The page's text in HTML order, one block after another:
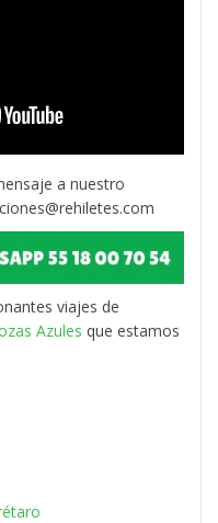
a nuestro
viajes de
Azules que estamos